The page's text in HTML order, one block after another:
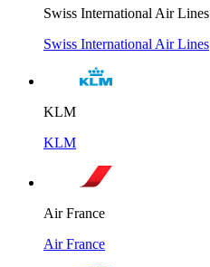
Swiss International Air Lines
Swiss International Air Lines
KLM
KLM
Air France
Air France